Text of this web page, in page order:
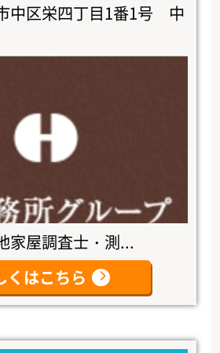
中区栄四丁目1番1号 中
家屋調査士・測...
くはこちら